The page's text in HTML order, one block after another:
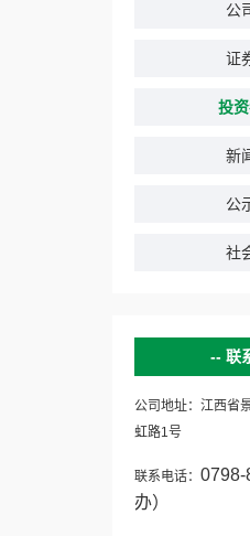
公
证
投
新
公
社
联
公司地址：江西省
虹路1号
联系电话： 0798-
办）